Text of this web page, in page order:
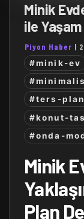
Minik
ile
Piyon Haber |
#minik-ev
#ters-
#konut-
#onda-
Minik
Plan